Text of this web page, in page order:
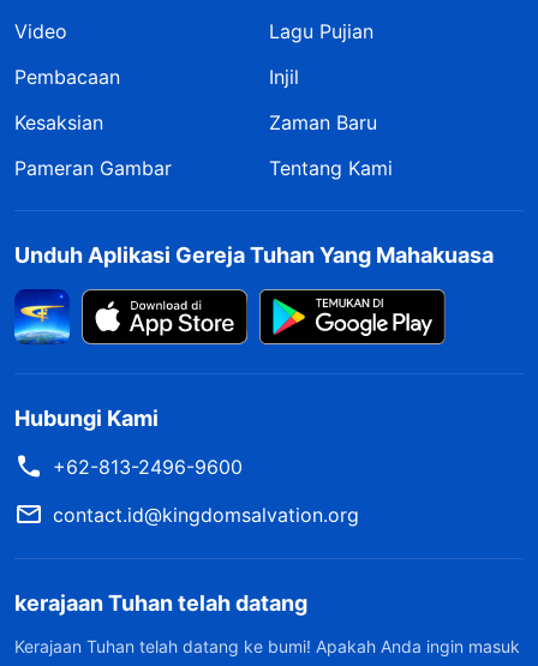
Video
Lagu Pujian
Pembacaan
Injil
Kesaksian
Zaman Baru
Pameran Gambar
Tentang Kami
Unduh Aplikasi Gereja Tuhan Yang Mahakuasa
Hubungi Kami
+62-813-2496-9600
contact.id@kingdomsalvation.org
kerajaan Tuhan telah datang
Kerajaan Tuhan telah datang ke bumi! Apakah Anda ingin masuk